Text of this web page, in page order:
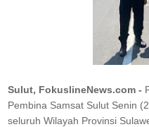
EUGENIE MANTIRI SERAP ASPIRASI
Sulut, FokuslineNews.com -
Pembina Samsat Sulut Senin
seluruh Wilayah Provinsi
SAMBUT HUT KE-78 TAHUN RI,
KURIKULUM MERDEKA BELAJAR